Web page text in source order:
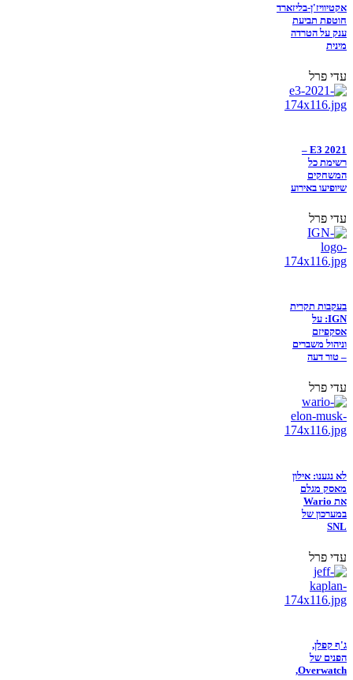
אקטיוויז'ן-בליזארד
חוטפת תביעת
ענק על הטרדה
מינית
עדי פרל
E3 2021 –
רשימת כל
המשחקים
שיופיעו באירוע
עדי פרל
בעקבות תקרית
IGN: על
אסקפיזם
וניהול משברים
– טור דעה
עדי פרל
לא נגענו: אילון
מאסק מגלם
את Wario
במערכון של
SNL
עדי פרל
ג'ף קפלן,
הפנים של
Overwatch,